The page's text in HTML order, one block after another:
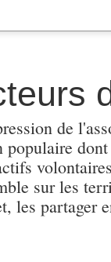
de
populaire
sur les
les partager